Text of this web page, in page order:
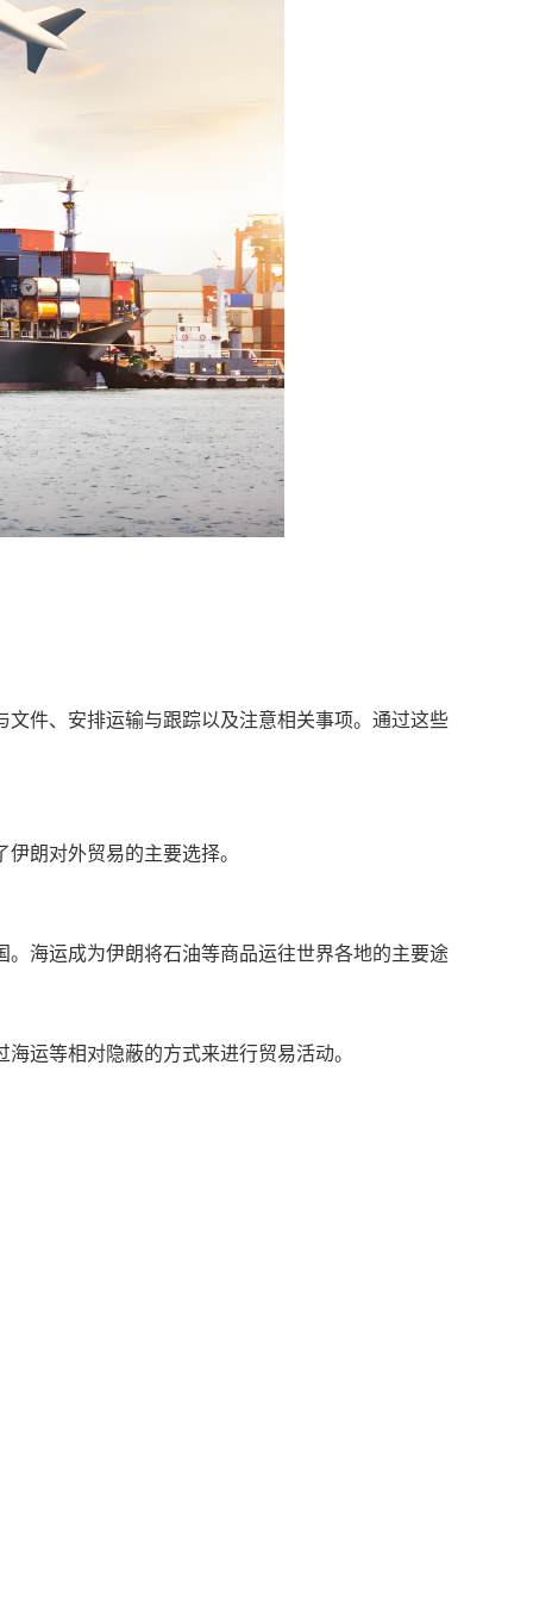
件、安排运输与跟踪以及注意相关事项。通过这些
朗对外贸易的主要选择。
海运成为伊朗将石油等商品运往世界各地的主要途
运等相对隐蔽的方式来进行贸易活动。